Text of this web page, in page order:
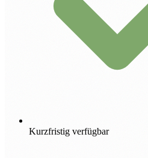
Kurzfristig verfügbar